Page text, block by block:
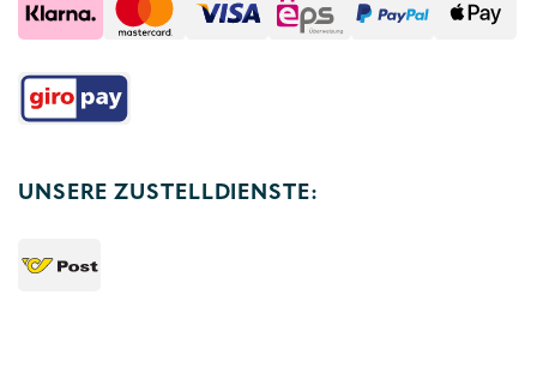
UNSERE ZUSTELLDIENSTE: